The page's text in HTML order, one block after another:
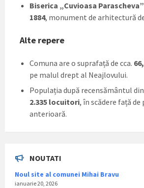
Biserica „Cuvioasa Parascheva”
1884, monument de arhitectură
Alte repere
Comuna are o suprafață de cca.
pe malul drept al Neajlovului.
Populația după recensământul din
2.335 locuitori, în scădere față de
anterioară.
NOUTATI
Noul site al comunei Mihai Bravu
ianuarie 20, 2026